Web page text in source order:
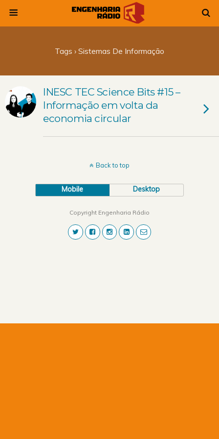
Tags › Sistemas De Informação
INESC TEC Science Bits #15 –
Informação em volta da
economia circular
Back to top
Mobile Desktop
Copyright Engenharia Rádio